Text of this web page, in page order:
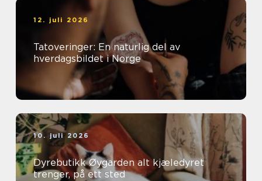
12. juli 2026
Tatoveringer: En naturlig del av
hverdagsbildet i Norge
10. juli 2026
Dyrebutikk Øygarden alt kjæledyret
trenger, på ett sted